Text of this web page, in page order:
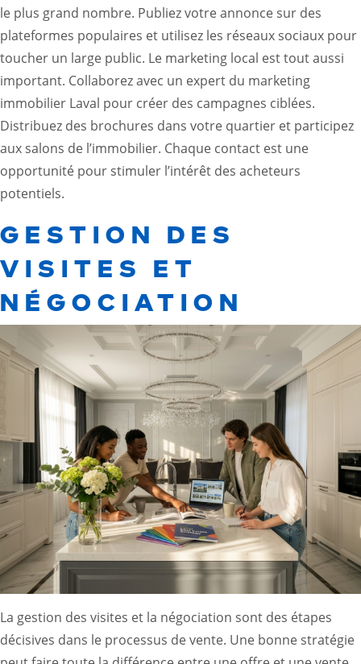
le plus grand nombre. Publiez votre annonce sur des
plateformes populaires et utilisez les réseaux sociaux pour
toucher un large public. Le marketing local est tout aussi
important. Collaborez avec un expert du marketing
immobilier Laval pour créer des campagnes ciblées.
Distribuez des brochures dans votre quartier et participez
aux salons de l’immobilier. Chaque contact est une
opportunité pour stimuler l’intérêt des acheteurs
potentiels.
GESTION DES
VISITES ET
NÉGOCIATION
La gestion des visites et la négociation sont des étapes
décisives dans le processus de vente. Une bonne stratégie